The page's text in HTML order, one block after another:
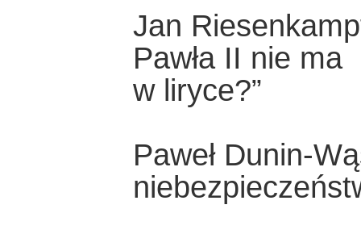
Jan
Pawła II nie ma
w liryce?”
Paweł Dunin-